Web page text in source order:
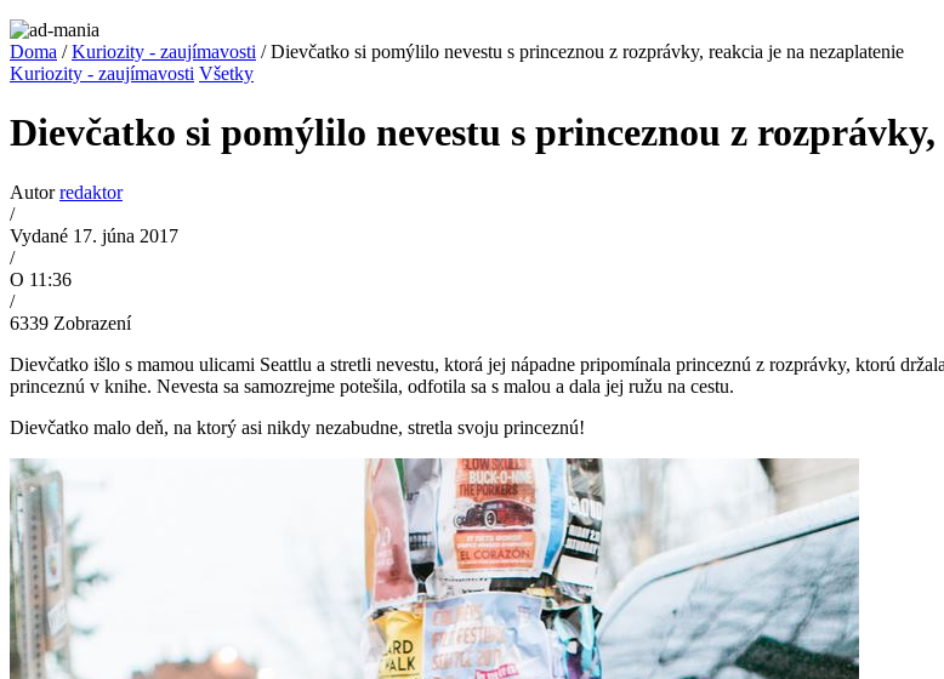
Doma /Kuriozity - zaujímavosti / Dievčatko si pomýlilo nevestu s princeznou z rozprávky, reakcia je na nezaplatenie
Kuriozity - zaujímavosti Všetky
Dievčatko si pomýlilo nevestu s princeznou z
Autorredaktor
/
Vydané 17. júna 2017
/
O 11:36
/
6339 Zobrazení
Dievčatko išlo s mamou ulicami Seattlu a stretli nevestu, ktorá jej nápadne pripomínala princeznú z rozprávky, ktorú
princeznú v knihe. Nevesta sa samozrejme potešila, odfotila sa s malou a dala jej ružu na cestu.
Dievčatko malo deň, na ktorý asi nikdy nezabudne, stretla svoju princeznú!